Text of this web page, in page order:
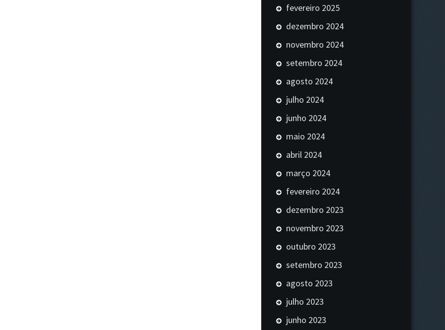
fevereiro 2025
dezembro 2024
novembro 2024
setembro 2024
agosto 2024
julho 2024
junho 2024
maio 2024
abril 2024
março 2024
fevereiro 2024
dezembro 2023
novembro 2023
outubro 2023
setembro 2023
agosto 2023
julho 2023
junho 2023